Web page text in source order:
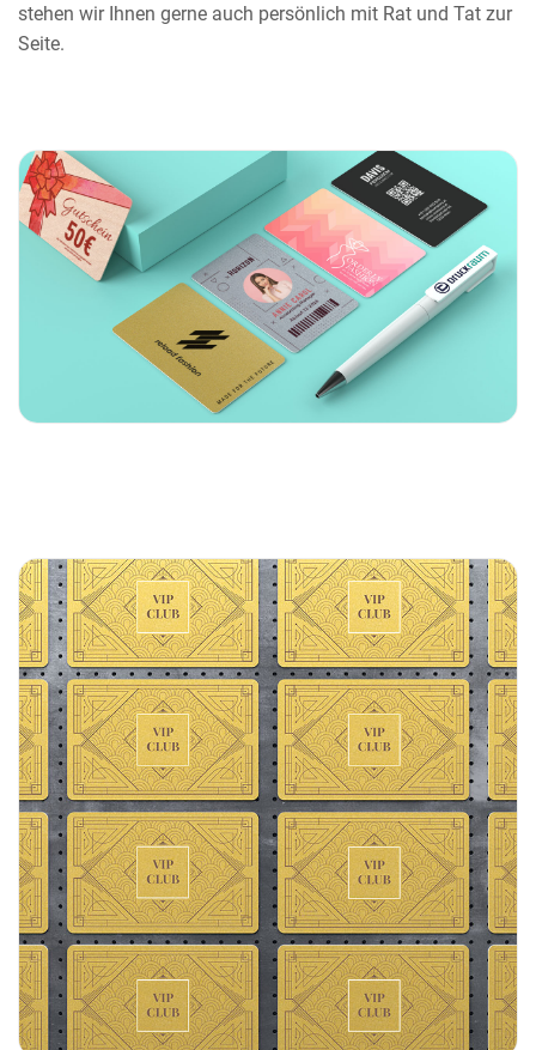
stehen wir Ihnen gerne auch persönlich mit Rat und Tat zur
Seite.